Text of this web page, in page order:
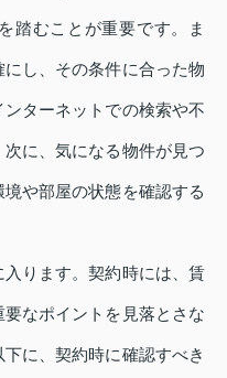
踏むことが重要です。ま
し、その条件に合った物
ターネットでの検索や不
に、気になる物件が見つ
や部屋の状態を確認する
ります。契約時には、賃
なポイントを見落とさな
に、契約時に確認すべき